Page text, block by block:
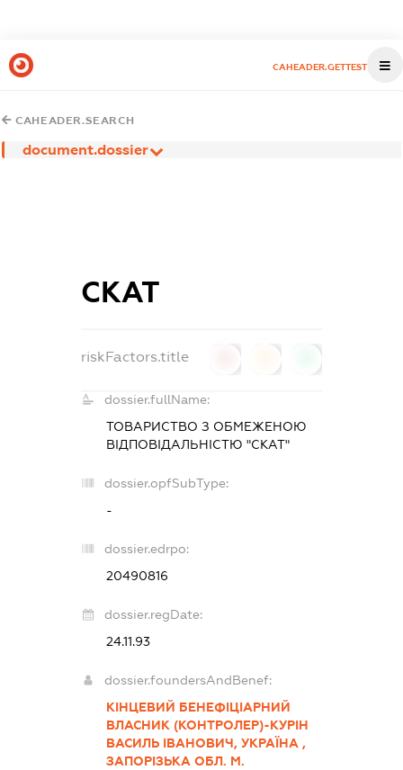
CAHEADER.GETTEST
CAHEADER.SEARCH
document.dossier
СКАТ
riskFactors.title
dossier.fullName:
ТОВАРИСТВО З ОБМЕЖЕНОЮ
ВІДПОВІДАЛЬНІСТЮ "СКАТ"
dossier.opfSubType:
-
dossier.edrpo:
20490816
dossier.regDate:
24.11.93
dossier.foundersAndBenef:
КІНЦЕВИЙ БЕНЕФІЦІАРНИЙ
ВЛАСНИК (КОНТРОЛЕР)-КУРІН
ВАСИЛЬ ІВАНОВИЧ, УКРАЇНА ,
ЗАПОРІЗЬКА ОБЛ. М.